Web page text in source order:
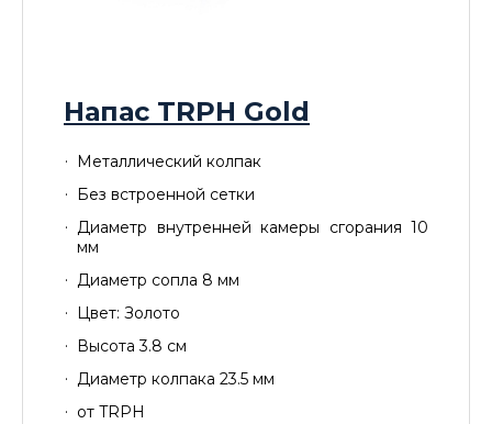
Напас TRPH Gold
Металлический колпак
Без встроенной сетки
Диаметр внутренней камеры сгорания 10
мм
Диаметр сопла 8 мм
Цвет: Золото
Высота 3.8 см
Диаметр колпака 23.5 мм
от TRPH